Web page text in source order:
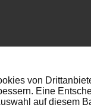
von
Eine
auf diesem